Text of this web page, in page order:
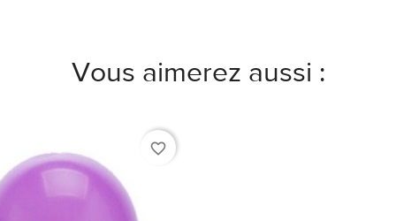
Vous aimerez aussi :
favorite_border